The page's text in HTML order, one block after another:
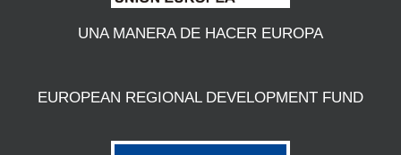
UNA MANERA DE HACER EUROPA
EUROPEAN REGIONAL DEVELOPMENT FUND